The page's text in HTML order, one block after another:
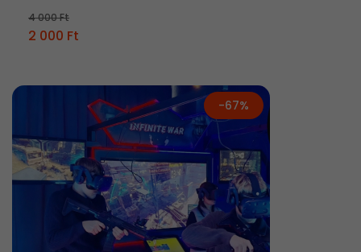
4 000 Ft
2 000 Ft
-67%